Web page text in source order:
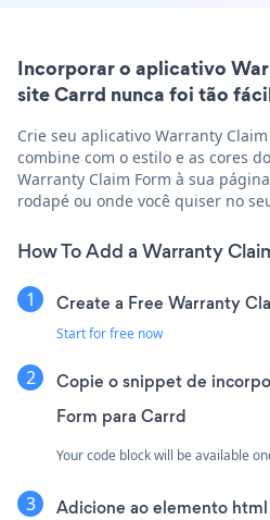
Incorporar o aplicativo
site Carrd nunca foi tão
Crie seu aplicativo Warranty
combine com o estilo e as cores
Warranty Claim Form à sua
rodapé ou onde você quiser no
How To Add a Warranty
Create a Free Warranty
Start for free now
Copie o snippet de
Form para Carrd
Your code block will be available
Adicione ao elemento